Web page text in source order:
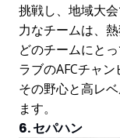
挑戦し、地域大
力なチームは、
どのチームにと
ラブのAFCチャ
その野心と高レ
ます。
6. セパハン